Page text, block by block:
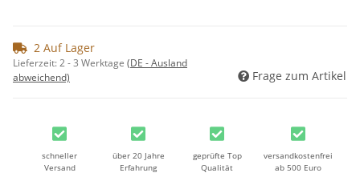
2 Auf Lager
Lieferzeit:2 - 3 Werktage (DE - Ausland
abweichend)
Frage zum Artikel
schneller
Versand
über 20 Jahre
Erfahrung
geprüfte Top
Qualität
versandkostenfrei
ab 500 Euro